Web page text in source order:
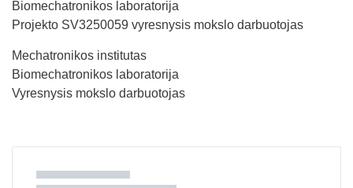
Biomechatronikos laboratorija
Projekto SV3250059 vyresnysis mokslo darbuotojas
Mechatronikos institutas
Biomechatronikos laboratorija
Vyresnysis mokslo darbuotojas